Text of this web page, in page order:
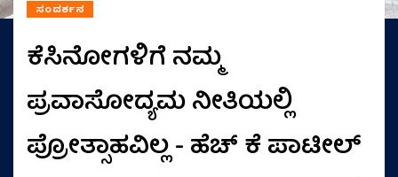
ಸಂದರ್ಶನ
ಕೆಸಿನೋಗಳಿಗೆ ನಮ್ಮ
ಪ್ರವಾಸೋದ್ಯಮ ನೀತಿಯಲ್ಲಿ
ಪ್ರೋತ್ಸಾಹವಿಲ್ಲ - ಹೆಚ್‌ ಕೆ ಪಾಟೀಲ್